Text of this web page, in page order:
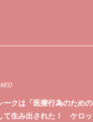
ークは「医療行為のための
て生み出された！ ケロッ